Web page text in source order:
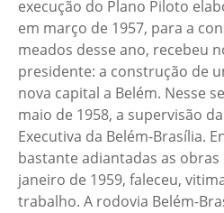
execução do Plano Piloto
em março de 1957, para a
meados desse ano, recebeu
presidente: a construção de
nova capital a Belém. Nesse
maio de 1958, a supervisão
Executiva da Belém-Brasília.
bastante adiantadas as
janeiro de 1959, faleceu,
trabalho. A rodovia Belém-